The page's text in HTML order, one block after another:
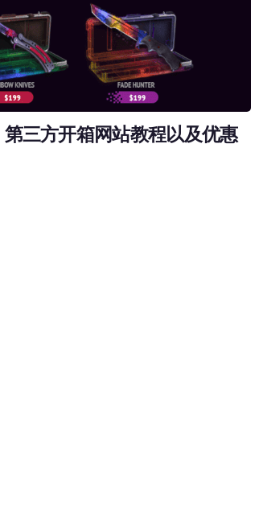
第三方开箱网站教程以及优惠